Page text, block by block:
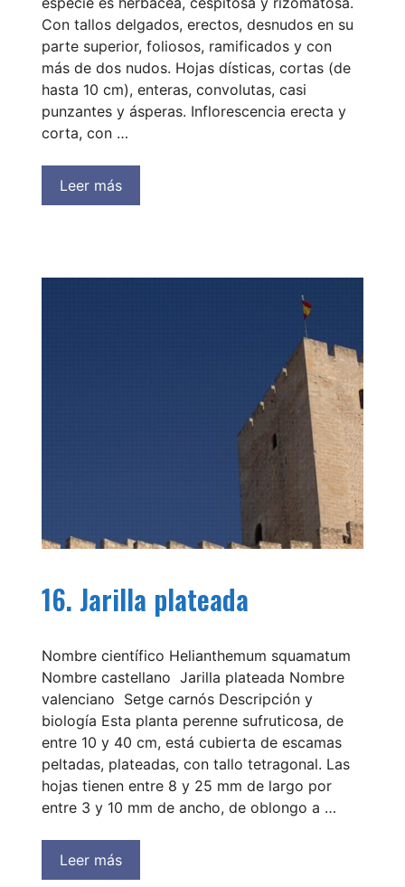
Con tallos delgados, erectos, desnudos en su
parte superior, foliosos, ramificados y con
más de dos nudos. Hojas dísticas, cortas (de
hasta 10 cm), enteras, convolutas, casi
punzantes y ásperas. Inflorescencia erecta y
corta, con …
Leer más
16. Jarilla plateada
Nombre científico Helianthemum squamatum
Nombre castellano Jarilla plateada Nombre
valenciano Setge carnós Descripción y
biología Esta planta perenne sufruticosa, de
entre 10 y 40 cm, está cubierta de escamas
peltadas, plateadas, con tallo tetragonal. Las
hojas tienen entre 8 y 25 mm de largo por
entre 3 y 10 mm de ancho, de oblongo a …
Leer más